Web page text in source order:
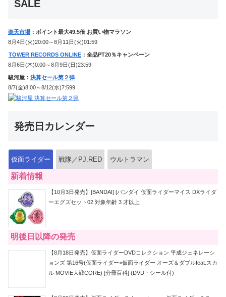
SALE
楽天市場 ：ポイント最大49.5倍 お買い物マラソン
8月4日(火)20:00～8月11日(火)01:59
TOWER RECORDS ONLINE ：全品PT20％キャンペーン
8月6日(木)0:00～8月9日(日)23:59
駿河屋： 決算セール第２弾
8/7(金)8:00～8/12(水)7:599
発売日カレンダー
仮面ライダー 戦隊／PJ.RED ウルトラマン
新着情報
【10月3日発売】[BANDAI] [バンダイ 仮面ライダーマイス DXライダ
ーエグズセット02 対象年齢 3 才以上
明後日以降の発売
【8月18日発売】仮面ライダーDVDコレクション 平成ジェネレーシ
ョンズ 第16号(仮面ライダー×仮面ライダー オーズ＆ダブルfeat.スカ
ル MOVIE大戦CORE) [分冊百科] (DVD・シール付)